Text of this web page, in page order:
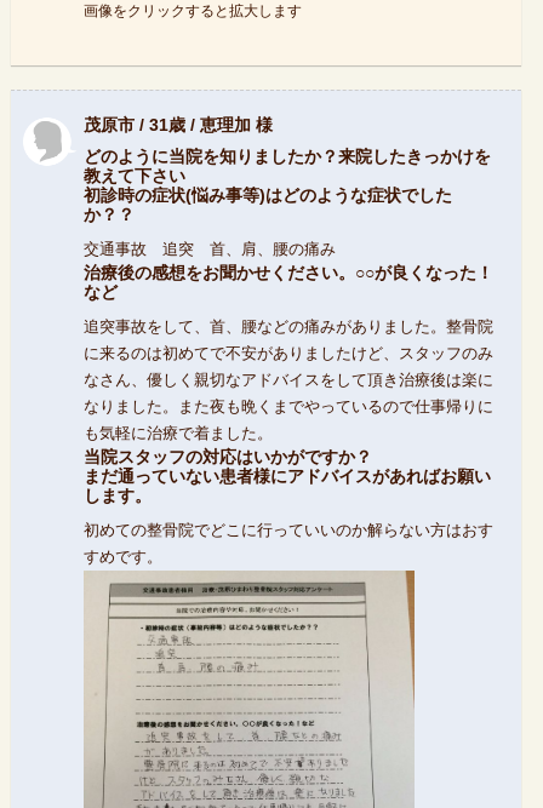
画像をクリックすると拡大します
茂原市 / 31歳 / 恵理加 様
どのように当院を知りましたか？来院したきっかけを
教えて下さい
初診時の症状(悩み事等)はどのような症状でした
か？？
交通事故 追突 首、肩、腰の痛み
治療後の感想をお聞かせください。○○が良くなった！
など
追突事故をして、首、腰などの痛みがありました。整骨院
に来るのは初めてで不安がありましたけど、スタッフのみ
なさん、優しく親切なアドバイスをして頂き治療後は楽に
なりました。また夜も晩くまでやっているので仕事帰りに
も気軽に治療で着ました。
当院スタッフの対応はいかがですか？
まだ通っていない患者様にアドバイスがあればお願い
します。
初めての整骨院でどこに行っていいのか解らない方はおす
すめです。